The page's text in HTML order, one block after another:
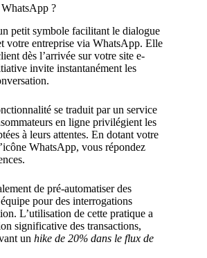
WhatsApp ?
petit symbole facilitant le dialogue
votre entreprise via WhatsApp. Elle
dès l’arrivée sur votre site e-
invite instantanément les
se traduit par un service
en ligne privilégient les
à leurs attentes. En dotant votre
WhatsApp, vous répondez
de pré-automatiser des
pour des interrogations
L’utilisation de cette pratique a
significative des transactions,
un hike de 20% dans le flux de